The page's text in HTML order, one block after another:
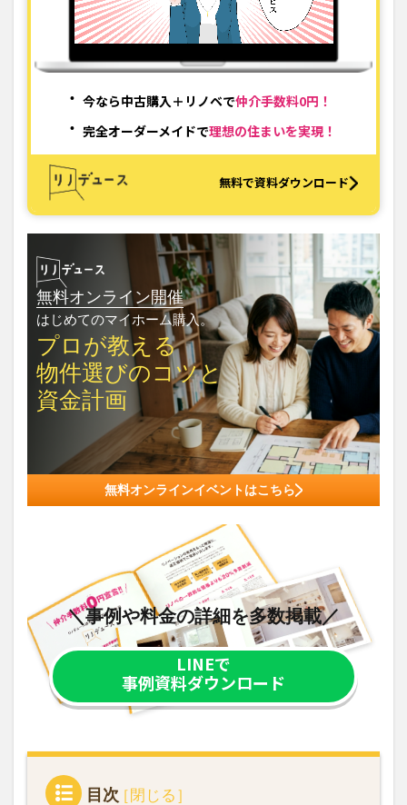
今なら中古購入＋リノベで仲介手数料0円！
完全オーダーメイドで理想の住まいを実現！
無料で資料ダウンロード
無料オンライン開催
はじめてのマイホーム購入。
プロが教える
物件選びの コツと
資金計画
無料オンラインイベントはこちら
＼事例や料金の詳細を多数掲載／
LINEで
事例資料ダウンロード
目次